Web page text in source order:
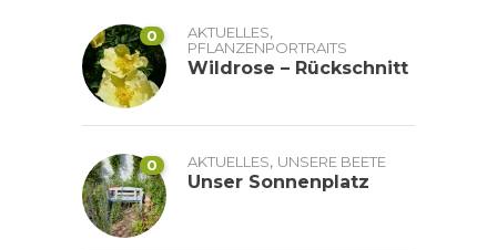
0 AKTUELLES,
PFLANZENPORTRAITS
Wildrose – Rückschnitt
0 AKTUELLES, UNSERE BEETE
Unser Sonnenplatz